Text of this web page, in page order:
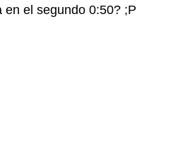
en el segundo 0:50? ;P